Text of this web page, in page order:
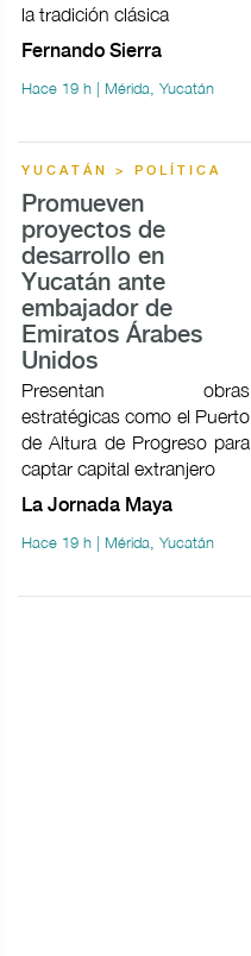
la tradición clásica
Fernando Sierra
Hace 19 h | Mérida, Yucatán
YUCATÁN > POLÍTICA
Promueven
proyectos de
desarrollo en
Yucatán ante
embajador de
Emiratos Árabes
Unidos
Presentan obras
estratégicas como el Puerto
de Altura de Progreso para
captar capital extranjero
La Jornada Maya
Hace 19 h | Mérida, Yucatán